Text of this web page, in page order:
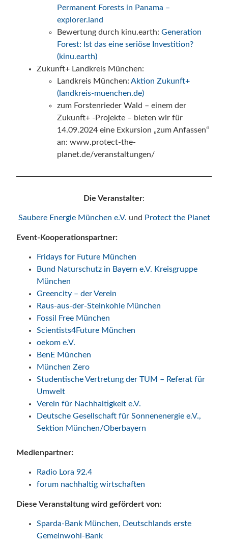
Permanent Forests in Panama –
explorer.land
Bewertung durch kinu.earth: Generation
Forest: Ist das eine seriöse Investition?
(kinu.earth)
Zukunft+ Landkreis München:
Landkreis München: Aktion Zukunft+
(landkreis-muenchen.de)
zum Forstenrieder Wald – einem der
Zukunft+ -Projekte – bieten wir für
14.09.2024 eine Exkursion „zum Anfassen“
an: www.protect-the-
planet.de/veranstaltungen/
Die Veranstalter:
Saubere Energie München e.V. und Protect the Planet
Event-Kooperationspartner:
Fridays for Future München
Bund Naturschutz in Bayern e.V. Kreisgruppe
München
Greencity – der Verein
Raus-aus-der-Steinkohle München
Fossil Free München
Scientists4Future München
oekom e.V.
BenE München
München Zero
Studentische Vertretung der TUM – Referat für
Umwelt
Verein für Nachhaltigkeit e.V.
Deutsche Gesellschaft für Sonnenenergie e.V.,
Sektion München/Oberbayern
Medienpartner:
Radio Lora 92.4
forum nachhaltig wirtschaften
Diese Veranstaltung wird gefördert von:
Sparda-Bank München, Deutschlands erste
Gemeinwohl-Bank